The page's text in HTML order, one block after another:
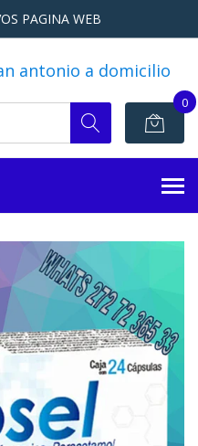
PAGINA WEB
0